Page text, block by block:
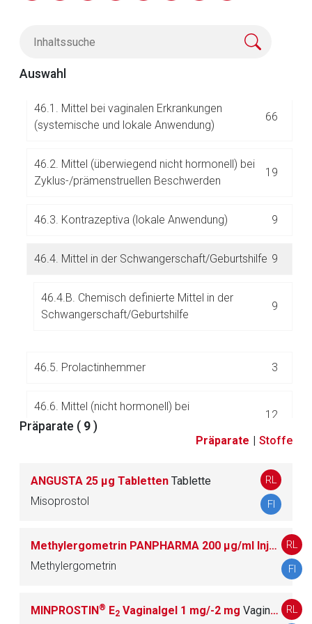
Auswahl
46. Gynäkologika
46.1. Mittel bei vaginalen Erkrankungen
(systemische und lokale Anwendung)
66
46.2. Mittel (überwiegend nicht hormonell) bei
Zyklus-/prämenstruellen Beschwerden
19
46.3. Kontrazeptiva (lokale Anwendung) 9
46.4. Mittel in der Schwangerschaft/Geburtshilfe 9
46.4.B. Chemisch definierte Mittel in der
Schwangerschaft/Geburtshilfe
9
46.5. Prolactinhemmer 3
46.6. Mittel (nicht hormonell) bei
klimakterischen Beschwerden
12
27
48. Hepatika 27
Präparate ( 9 )
Präparate | Stoffe
ANGUSTA 25 μg Tabletten Tablette
Misoprostol
RL
FI
Methylergometrin PANPHARMA 200 µg/ml Injektionslösung
Methylergometrin
RL
FI
MINPROSTIN® E2 Vaginalgel 1 mg/-2 mg Vaginalgel RL
Aufruf einer externen Seite
Der von Ihnen aufgerufene Link öffnet eine externe Web-
Betreiber verantwortlich. Ebenso gelten dort ggf. andere
Zurück zur rote-liste.de